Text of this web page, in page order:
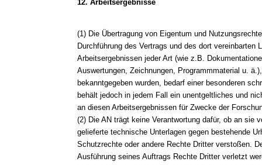
12. Arbeitsergebnisse
(1) Die Übertragung von Eigentum und
Durchführung des Vertrags und des dort vereinbarten
Arbeitsergebnissen jeder Art (wie z.B.
Auswertungen, Zeichnungen, Programmmaterial u.
bekanntgegeben wurden, bedarf einer besonderen
behält jedoch in jedem Fall ein unentgeltliches und
an diesen Arbeitsergebnissen für Zwecke der
(2) Die AN trägt keine Verantwortung dafür, ob an sie
gelieferte technische Unterlagen gegen bestehende
Schutzrechte oder andere Rechte Dritter verstoßen.
Ausführung seines Auftrags Rechte Dritter verletzt